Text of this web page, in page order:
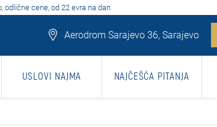
odlične cene, od 22 evra na dan
Aerodrom Sarajevo 36, Sarajevo
USLOVI NAJMA NAJČEŠĆA PITANJA